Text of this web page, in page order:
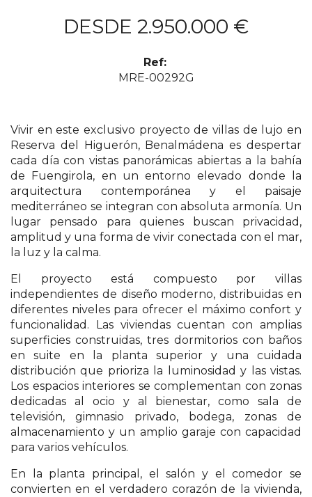
DESDE 2.950.000 €
Ref:
MRE-00292G
Vivir en este exclusivo proyecto de villas de lujo en
Reserva del Higuerón, Benalmádena es despertar
cada día con vistas panorámicas abiertas a la bahía
de Fuengirola, en un entorno elevado donde la
arquitectura contemporánea y el paisaje
mediterráneo se integran con absoluta armonía. Un
lugar pensado para quienes buscan privacidad,
amplitud y una forma de vivir conectada con el mar,
la luz y la calma.
El proyecto está compuesto por villas
independientes de diseño moderno, distribuidas en
diferentes niveles para ofrecer el máximo confort y
funcionalidad. Las viviendas cuentan con amplias
superficies construidas, tres dormitorios con baños
en suite en la planta superior y una cuidada
distribución que prioriza la luminosidad y las vistas.
Los espacios interiores se complementan con zonas
dedicadas al ocio y al bienestar, como sala de
televisión, gimnasio privado, bodega, zonas de
almacenamiento y un amplio garaje con capacidad
para varios vehículos.
En la planta principal, el salón y el comedor se
convierten en el verdadero corazón de la vivienda,